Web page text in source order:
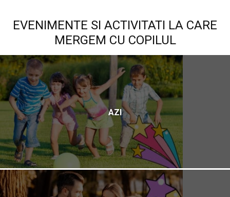
EVENIMENTE SI ACTIVITATI LA CARE
MERGEM CU COPILUL
AZI